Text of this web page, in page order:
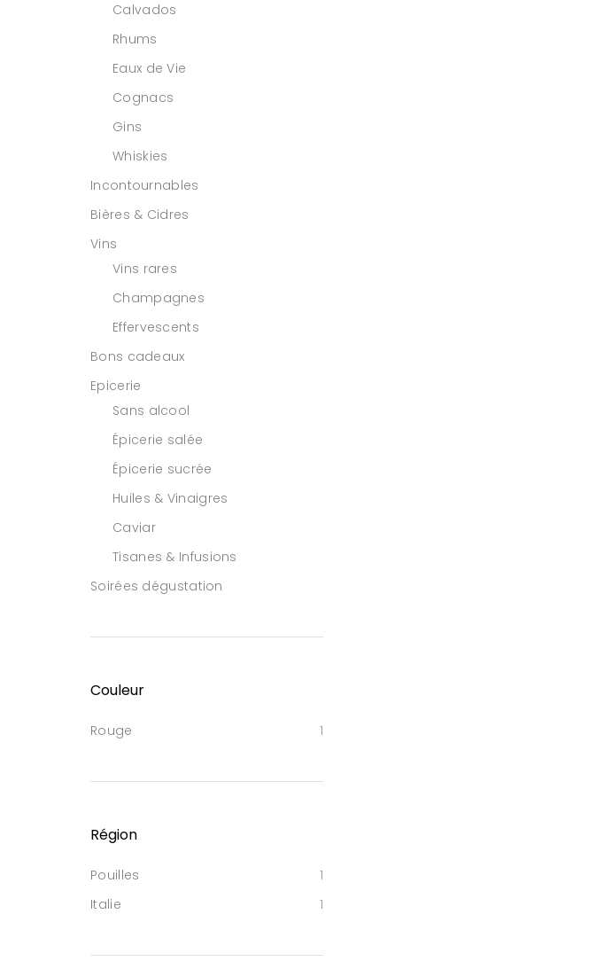
Calvados
Rhums
Eaux de Vie
Cognacs
Gins
Whiskies
Incontournables
Bières & Cidres
Vins
Vins rares
Champagnes
Effervescents
Bons cadeaux
Epicerie
Sans alcool
Épicerie salée
Épicerie sucrée
Huiles & Vinaigres
Caviar
Tisanes & Infusions
Soirées dégustation
Couleur
Rouge 1
Région
Pouilles
1
Italie
1